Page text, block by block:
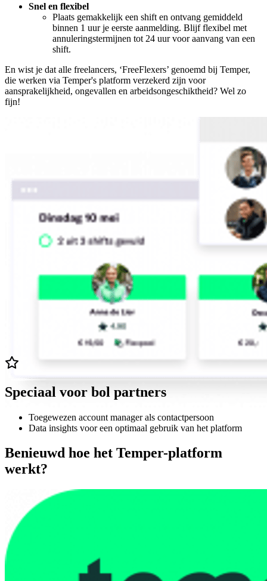
Snel en flexibel
Plaats gemakkelijk een shift en ontvang gemiddeld
binnen 1 uur je eerste aanmelding. Blijf flexibel met
annuleringstermijnen tot 24 uur voor aanvang van een
shift.
En wist je dat alle freelancers, ‘FreeFlexers’ genoemd bij Temper,
die werken via Temper's platform verzekerd zijn voor
aansprakelijkheid, ongevallen en arbeidsongeschiktheid? Wel zo
fijn!
Speciaal voor bol partners
Toegewezen account manager als contactpersoon
Data insights voor een optimaal gebruik van het platform
Benieuwd hoe het Temper-platform
werkt?